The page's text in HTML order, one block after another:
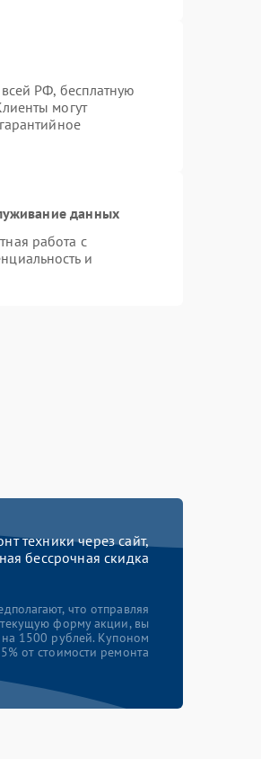
РФ, бесплатную
могут
данных
работа с
и
техники через сайт,
бессрочная скидка
что отправляя
текущую форму акции, вы
на 1500 рублей. Купоном
от стоимости ремонта